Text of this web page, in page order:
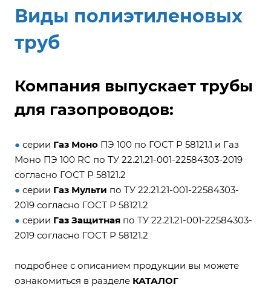
Виды полиэтиленовых
труб
Компания выпускает трубы
для газопроводов:
● серии Газ Моно ПЭ 100 по ГОСТ Р 58121.1 и Газ
Моно ПЭ 100 RC по ТУ 22.21.21-001-22584303-2019
согласно ГОСТ Р 58121.2
● серии Газ Мульти по ТУ 22.21.21-001-22584303-
2019 согласно ГОСТ Р 58121.2
● серии Газ Защитная по ТУ 22.21.21-001-22584303-
2019 согласно ГОСТ Р 58121.2
подробнее с описанием продукции вы можете
ознакомиться в разделе КАТАЛОГ